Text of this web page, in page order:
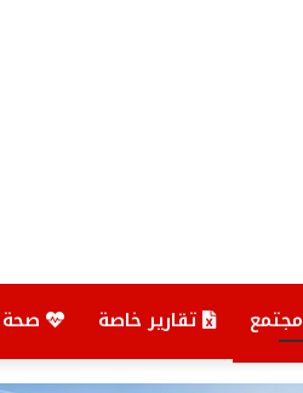
مجتمع تقارير خاصة صحة